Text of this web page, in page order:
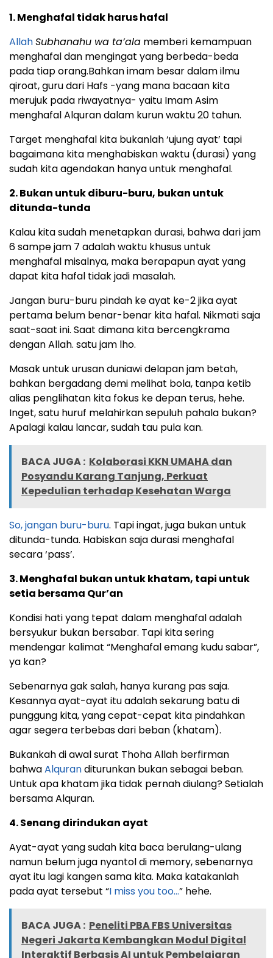
1. Menghafal tidak harus hafal
AllahSubhanahu wa ta’ala memberi kemampuan
menghafal dan mengingat yang berbeda-beda
pada tiap orang.Bahkan imam besar dalam ilmu
qiroat, guru dari Hafs -yang mana bacaan kita
merujuk pada riwayatnya- yaitu Imam Asim
menghafal Alquran dalam kurun waktu 20 tahun.
Target menghafal kita bukanlah ‘ujung ayat’ tapi
bagaimana kita menghabiskan waktu (durasi) yang
sudah kita agendakan hanya untuk menghafal.
2. Bukan untuk diburu-buru, bukan untuk
ditunda-tunda
Kalau kita sudah menetapkan durasi, bahwa dari jam
6 sampe jam 7 adalah waktu khusus untuk
menghafal misalnya, maka berapapun ayat yang
dapat kita hafal tidak jadi masalah.
Jangan buru-buru pindah ke ayat ke-2 jika ayat
pertama belum benar-benar kita hafal. Nikmati saja
saat-saat ini. Saat dimana kita bercengkrama
dengan Allah. satu jam lho.
Masak untuk urusan duniawi delapan jam betah,
bahkan bergadang demi melihat bola, tanpa ketib
alias penglihatan kita fokus ke depan terus, hehe.
Inget, satu huruf melahirkan sepuluh pahala bukan?
Apalagi kalau lancar, sudah tau pula kan.
BACA JUGA : Kolaborasi KKN UMAHA dan
Posyandu Karang Tanjung, Perkuat
Kepedulian terhadap Kesehatan Warga
So, jangan buru-buru. Tapi ingat, juga bukan untuk
ditunda-tunda. Habiskan saja durasi menghafal
secara ‘pass’.
3. Menghafal bukan untuk khatam, tapi untuk
setia bersama Qur’an
Kondisi hati yang tepat dalam menghafal adalah
bersyukur bukan bersabar. Tapi kita sering
mendengar kalimat “Menghafal emang kudu sabar”,
ya kan?
Sebenarnya gak salah, hanya kurang pas saja.
Kesannya ayat-ayat itu adalah sekarung batu di
punggung kita, yang cepat-cepat kita pindahkan
agar segera terbebas dari beban (khatam).
Bukankah di awal surat Thoha Allah berfirman
bahwaAlquranditurunkan bukan sebagai beban.
Untuk apa khatam jika tidak pernah diulang? Setialah
bersama Alquran.
4. Senang dirindukan ayat
Ayat-ayat yang sudah kita baca berulang-ulang
namun belum juga nyantol di memory, sebenarnya
ayat itu lagi kangen sama kita. Maka katakanlah
pada ayat tersebut “I miss you too…” hehe.
BACA JUGA : Peneliti PBA FBS Universitas
Negeri Jakarta Kembangkan Modul Digital
Interaktif Berbasis AI untuk Pembelajaran